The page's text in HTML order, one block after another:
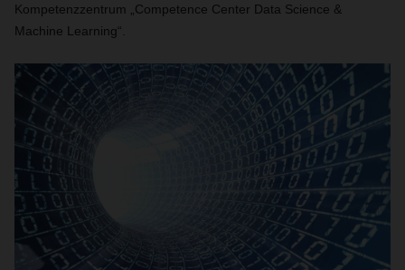
Kompetenzzentrum „ Competence Center Data Science &
Machine Learning“.